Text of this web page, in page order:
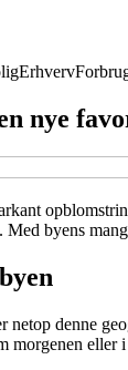
Erhverv
nye
byens
netop denne
eller